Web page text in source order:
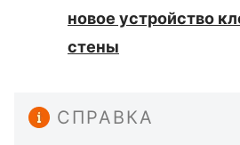
новое устройство
стены
СПРАВКА